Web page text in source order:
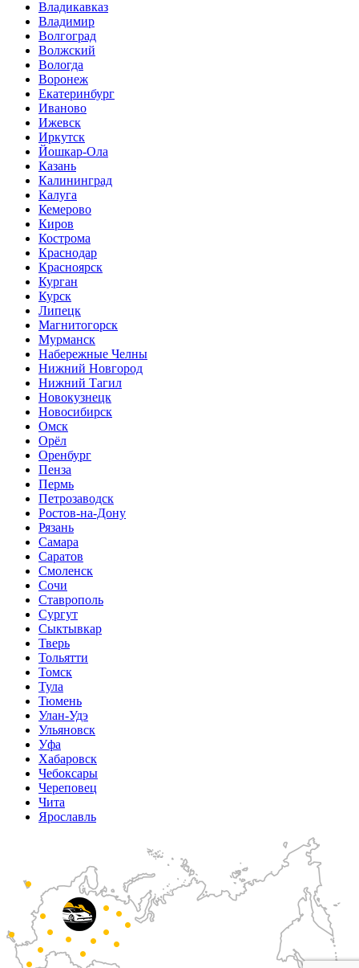
Владикавказ
Владимир
Волгоград
Волжский
Вологда
Воронеж
Екатеринбург
Иваново
Ижевск
Иркутск
Йошкар-Ола
Казань
Калининград
Калуга
Кемерово
Киров
Кострома
Краснодар
Красноярск
Курган
Курск
Липецк
Магнитогорск
Мурманск
Набережные Челны
Нижний Новгород
Нижний Тагил
Новокузнецк
Новосибирск
Омск
Орёл
Оренбург
Пенза
Пермь
Петрозаводск
Ростов-на-Дону
Рязань
Самара
Саратов
Смоленск
Сочи
Ставрополь
Сургут
Сыктывкар
Тверь
Тольятти
Томск
Тула
Тюмень
Улан-Удэ
Ульяновск
Уфа
Хабаровск
Чебоксары
Череповец
Чита
Ярославль